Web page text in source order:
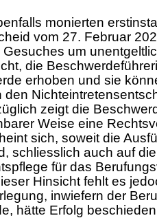
monierten
vom 27. Februar
um
die
erhoben und sie
den
zeigt die
Weise eine
sich, soweit die
schliesslich auch auf
für das
Hinsicht fehlt es
inwiefern der
hätte Erfolg